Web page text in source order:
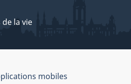
la vie
mobiles